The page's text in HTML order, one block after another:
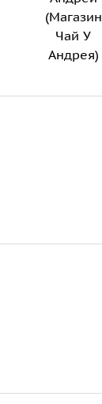
(Магазин
Чай У
Андрея)